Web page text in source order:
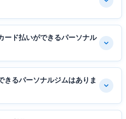
ード払いができるパーソナル
きるパーソナルジムはありま